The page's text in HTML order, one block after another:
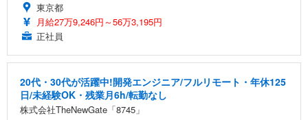
東京都
月給27万9,246円～56万3,195円
正社員
20代・30代が活躍中!開発エンジニア/フルリモート・年休125
日/未経験OK・残業月6h/転勤なし
株式会社TheNewGate「8745」